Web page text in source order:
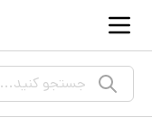
جستجو کنید...